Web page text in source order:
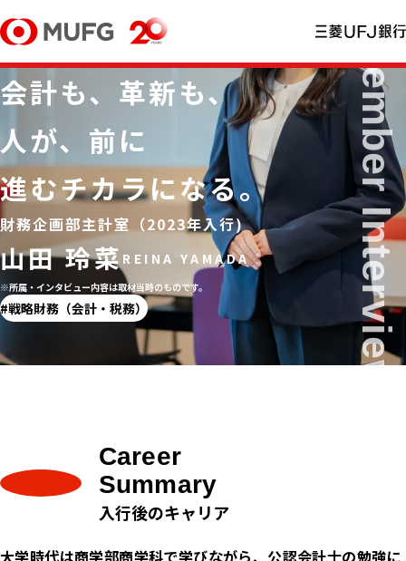
山田 玲菜
財務企画部主計室（2023年⼊⾏)
会計も、革新も、
人が、前に
進むチカラになる。
※所属・インタビュー内容は取材当時のものです。
戦略財務（会計・税務）
Career
Summary
入行後のキャリア